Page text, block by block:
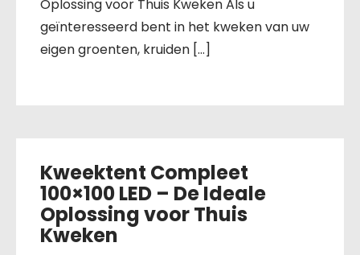
Oplossing voor Thuis Kweken Als u
geïnteresseerd bent in het kweken van uw
eigen groenten, kruiden […]
Kweektent Compleet
100×100 LED – De Ideale
Oplossing voor Thuis
Kweken